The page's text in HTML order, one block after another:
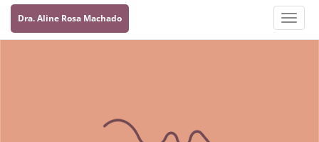
Dra. Aline Rosa Machado